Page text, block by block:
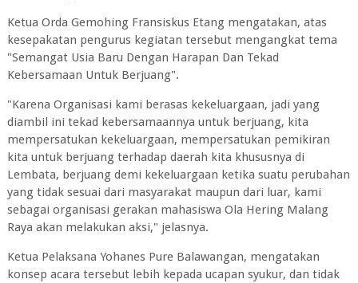
Ketua Orda Gemohing Fransiskus Etang mengatakan, atas
kesepakatan pengurus kegiatan tersebut mengangkat tema
"Semangat Usia Baru Dengan Harapan Dan Tekad
Kebersamaan Untuk Berjuang".
"Karena Organisasi kami berasas kekeluargaan, jadi yang
diambil ini tekad kebersamaannya untuk berjuang, kita
mempersatukan kekeluargaan, mempersatukan pemikiran
kita untuk berjuang terhadap daerah kita khususnya di
Lembata, berjuang demi kekeluargaan ketika suatu perubahan
yang tidak sesuai dari masyarakat maupun dari luar, kami
sebagai organisasi gerakan mahasiswa Ola Hering Malang
Raya akan melakukan aksi," jelasnya.
Ketua Pelaksana Yohanes Pure Balawangan, mengatakan
konsep acara tersebut lebih kepada ucapan syukur, dan tidak